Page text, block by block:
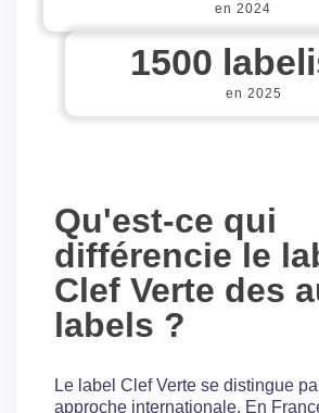
en 2024
en 2025
1500
Qu'est-ce qui
différencie le
Clef Verte des
labels ?
Le label Clef Verte se distingue
approche internationale. En